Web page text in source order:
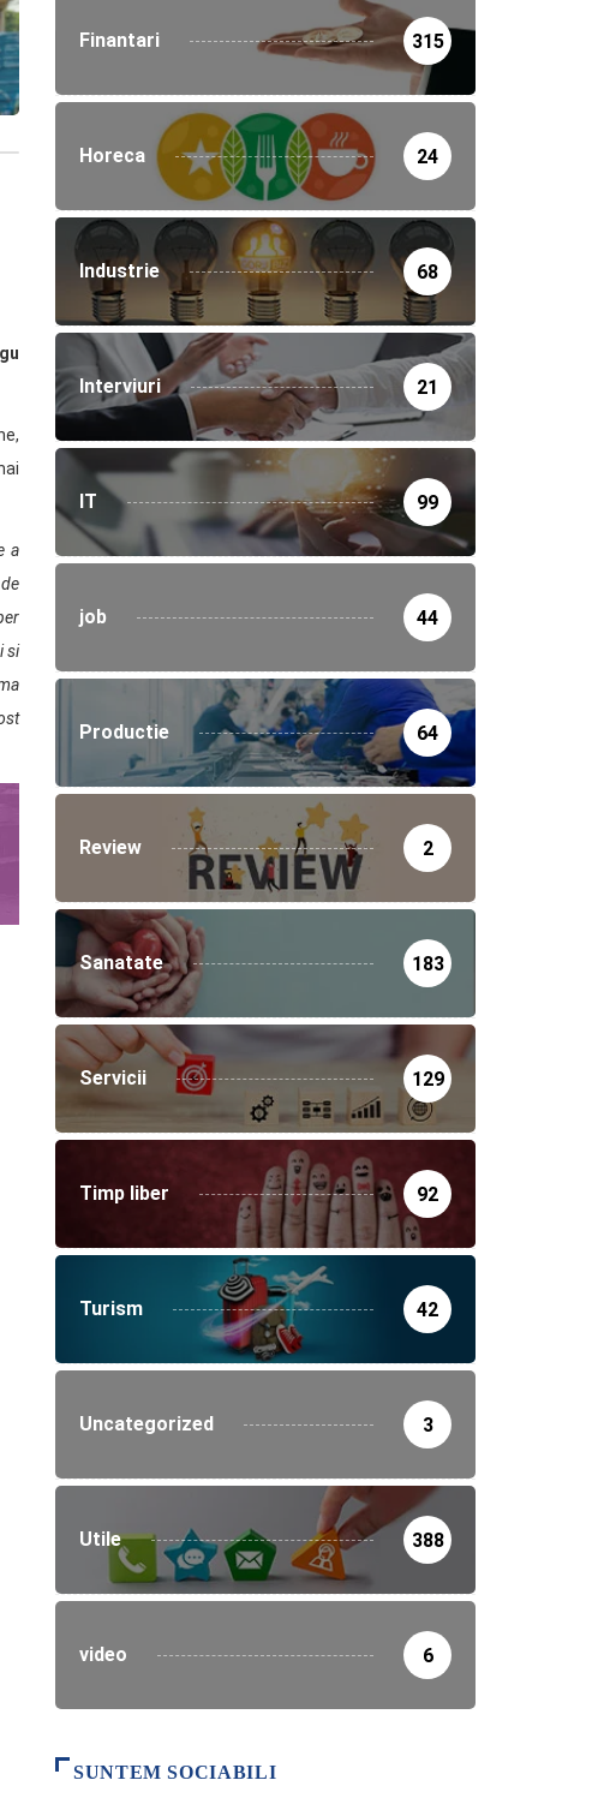
a
si
Finantari 315
Horeca 24
Industrie 68
Interviuri 21
IT 99
job 44
Productie 64
Review 2
Sanatate 183
Servicii 129
Timp liber 92
Turism 42
Uncategorized 3
Utile 388
video 6
SUNTEM SOCIABILI